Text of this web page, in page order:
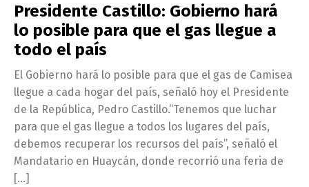
Presidente Castillo: Gobierno hará
lo posible para que el gas llegue a
todo el país
El Gobierno hará lo posible para que el gas de Camisea
llegue a cada hogar del país, señaló hoy el Presidente
de la República, Pedro Castillo.“Tenemos que luchar
para que el gas llegue a todos los lugares del país,
debemos recuperar los recursos del país”, señaló el
Mandatario en Huaycán, donde recorrió una feria de
[…]